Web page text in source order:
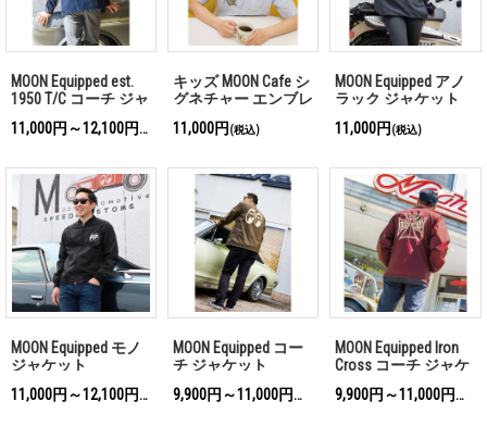
MOON Equipped est.
1950 T/C コーチ ジャ
11,000円～12,100円
(税込)
キッズ MOON Cafe シ
グネチャー エンブレ
ャツ
11,000円 (税込)
MOON Equipped アノ
ラック ジャケット
11,000円 (税込)
MOON Equipped モノ
ジャケット
11,000円～12,100円
(税込)
MOON Equipped コー
チ ジャケット
9,900円～11,000円
(税込)
MOON Equipped Iron
Cross コーチ ジャケ
ット
9,900円～11,000円
(税込)